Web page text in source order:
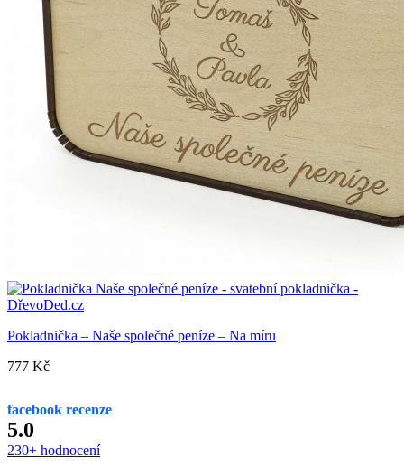
Pokladnička – Naše společné peníze – Na míru
777 Kč
facebook recenze
5.0
230+ hodnocení